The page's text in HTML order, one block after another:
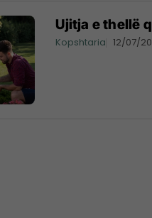
Ujitja e thellë
Kopshtaria 12/07/